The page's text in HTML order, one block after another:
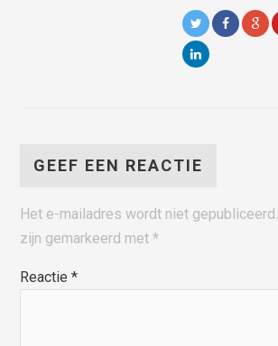
GEEF EEN REACTIE
Het e-mailadres wordt niet gepubliceerd.
zijn gemarkeerd met*
Reactie*